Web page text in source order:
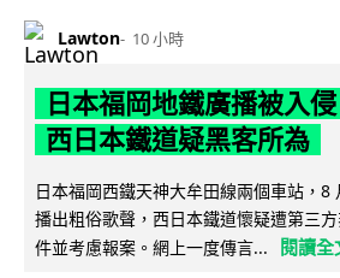
Lawton 10 小時
日本福岡地鐵廣播被入
西日本鐵道疑黑客所為
日本福岡西鐵天神大牟田線兩個車站，8
播出粗俗歌聲，西日本鐵道懷疑遭第三
件並考慮報案。網上一度傳言...
閱讀全